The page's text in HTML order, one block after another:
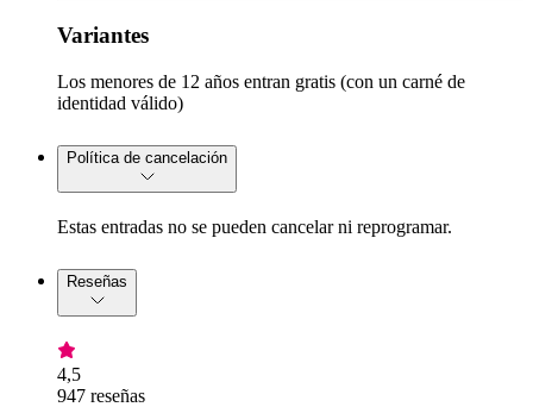
Variantes
Los menores de 12 años entran gratis (con un carné de
identidad válido)
Política de cancelación
Estas entradas no se pueden cancelar ni reprogramar.
Reseñas
4,5
947 reseñas